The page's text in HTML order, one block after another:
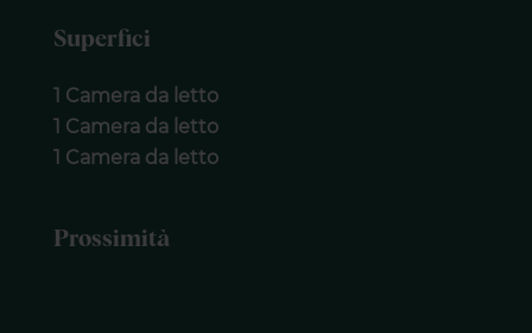
Superfici
1 Camera da letto
1 Camera da letto
1 Camera da letto
Prossimità